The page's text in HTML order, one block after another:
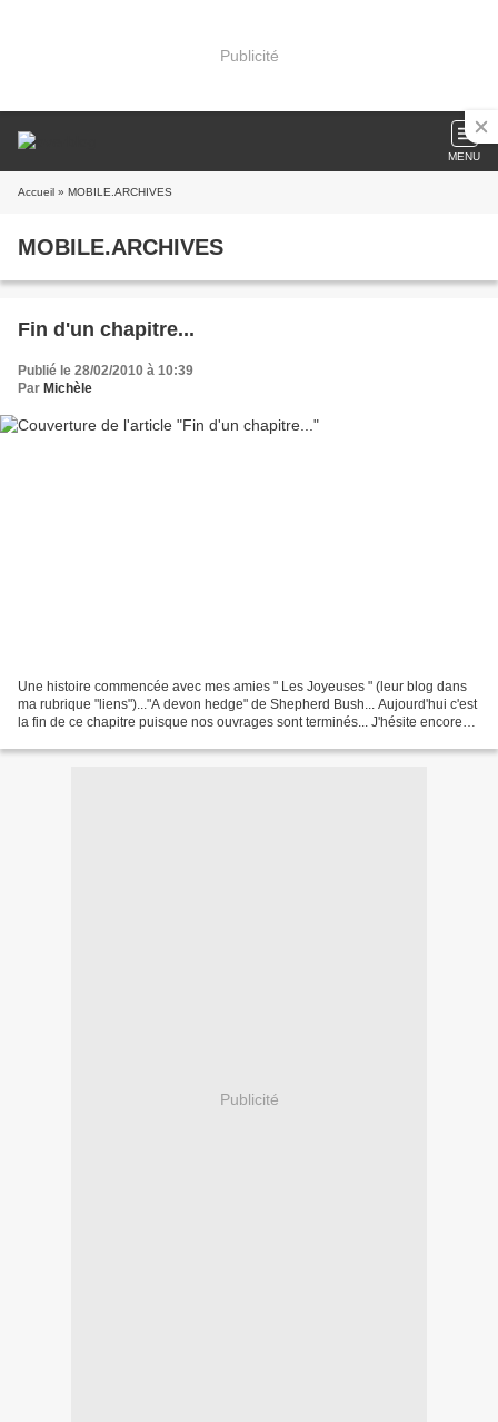
Publicité
MENU
Accueil » MOBILE.ARCHIVES
MOBILE.ARCHIVES
Fin d'un chapitre...
Publié le 28/02/2010 à 10:39
Par Michèle
Une histoire commencée avec mes amies " Les Joyeuses " (leur blog dans
ma rubrique "liens")..."A devon hedge" de Shepherd Bush... Aujourd'hui c'est
la fin de ce chapitre puisque nos ouvrages sont terminés... J'hésite encore
Publicité